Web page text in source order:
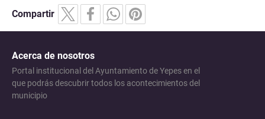
Compartir
Acerca de nosotros
Portal institucional del Ayuntamiento de Yepes en el
que podrás descubrir todos los acontecimientos del
municipio